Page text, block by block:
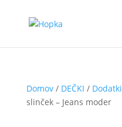
Domov/ DEČKI / Dodatki
slinček – Jeans moder